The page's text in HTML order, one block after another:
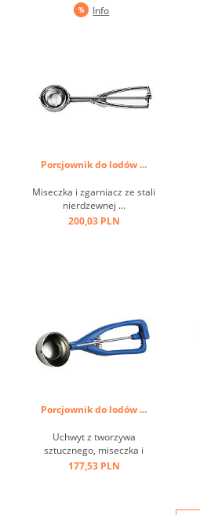
nierdzewnej i wytwarza 0,75
Info
Porcjownik do lodów ...
Miseczka i zgarniacz ze stali
nierdzewnej ...
200,03 PLN
Porcjownik do lodów ...
Uchwyt z tworzywa
sztucznego, miseczka i
zgarniacz stal nierdzewna ...
177,53 PLN